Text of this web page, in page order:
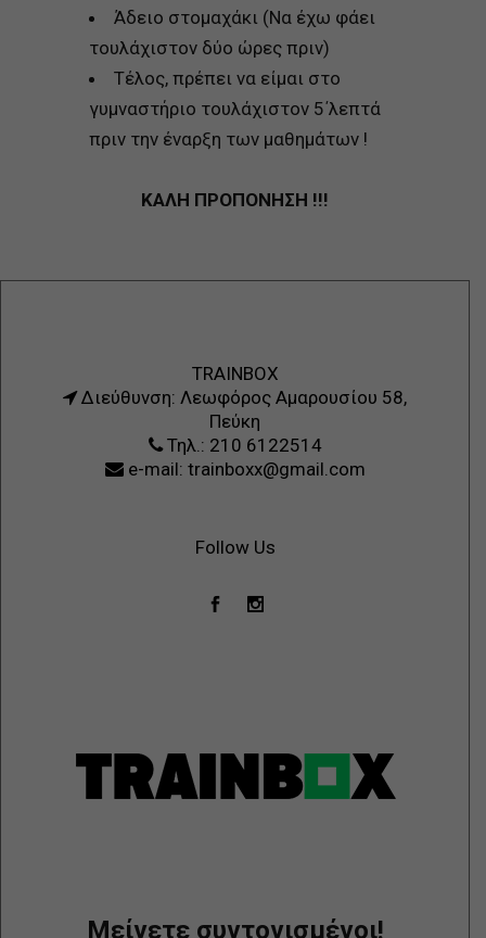
Άδειο στομαχάκι (Να έχω φάει
τουλάχιστον δύο ώρες πριν)
Τέλος, πρέπει να είμαι στο
γυμναστήριο τουλάχιστον 5΄λεπτά
πριν την έναρξη των μαθημάτων !
ΚΑΛΗ ΠΡΟΠΟΝΗΣΗ !!!
TRAINBOX
Διεύθυνση: Λεωφόρος Αμαρουσίου 58,
Πεύκη
Τηλ.: 210 6122514
e-mail: trainboxx@gmail.com
Follow Us
Μείνετε συντονισμένοι!